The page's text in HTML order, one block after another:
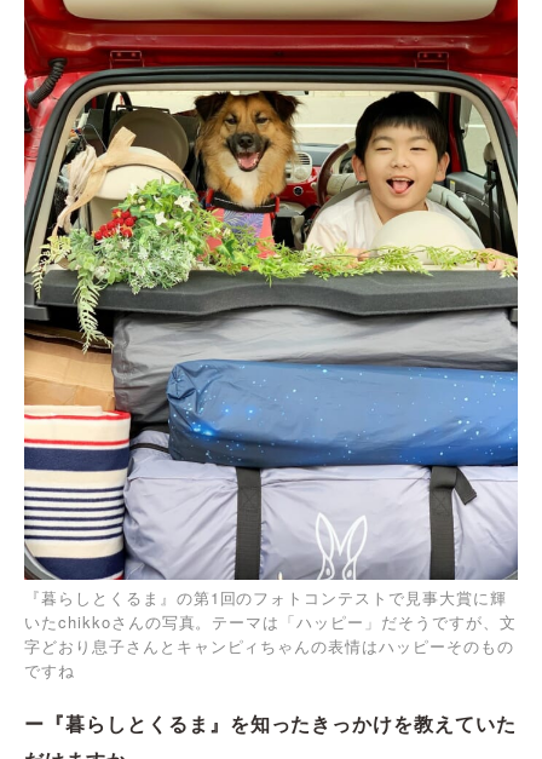
『暮らしとくるま』の第1回のフォトコンテストで見事大賞に輝
いたchikkoさんの写真。テーマは「ハッピー」だそうですが、文
字どおり息子さんとキャンピィちゃんの表情はハッピーそのもの
ですね
ー『暮らしとくるま』を知ったきっかけを教えていた